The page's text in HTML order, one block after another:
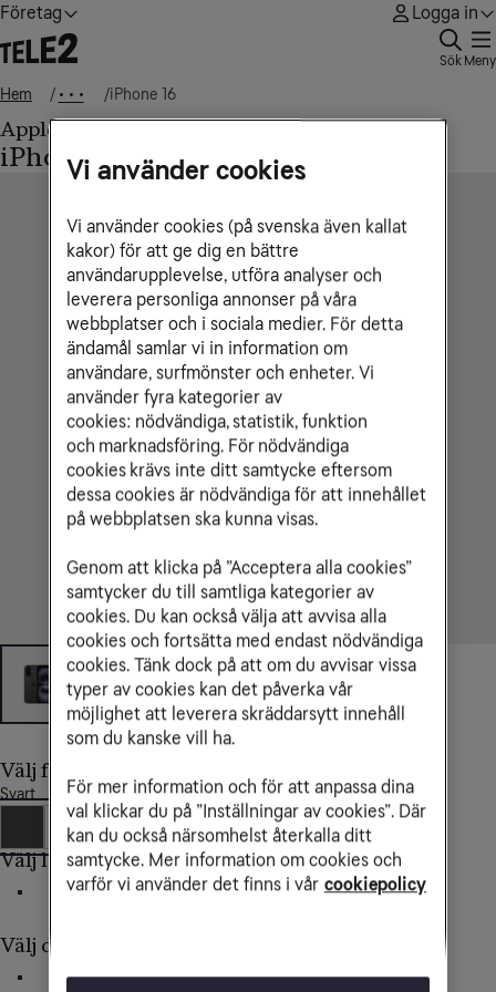
Företag Logga in
Sök Meny
Hem • • • iPhone 16
Apple
iPhone 16
Välj färg
Svart
Välj lagringsutrymme
Välj delbetalning av mobilen
Vi använder cookies
Vi använder cookies (på svenska även kallat
kakor) för att ge dig en bättre
användarupplevelse, utföra analyser och
leverera personliga annonser på våra
webbplatser och i sociala medier. För detta
ändamål samlar vi in information om
användare, surfmönster och enheter. Vi
använder fyra kategorier av
cookies: nödvändiga, statistik, funktion
och marknadsföring. För nödvändiga
cookies krävs inte ditt samtycke eftersom
dessa cookies är nödvändiga för att innehållet
på webbplatsen ska kunna visas.
Genom att klicka på ”Acceptera alla cookies”
samtycker du till samtliga kategorier av
cookies. Du kan också välja att avvisa alla
cookies och fortsätta med endast nödvändiga
cookies. Tänk dock på att om du avvisar vissa
typer av cookies kan det påverka vår
möjlighet att leverera skräddarsytt innehåll
som du kanske vill ha.
För mer information och för att anpassa dina
val klickar du på ”Inställningar av cookies”. Där
kan du också närsomhelst återkalla ditt
samtycke. Mer information om cookies och
varför vi använder det finns i vår cookiepolicy